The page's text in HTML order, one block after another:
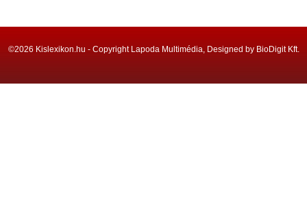
©2026 Kislexikon.hu - Copyright Lapoda Multimédia, Designed by BioDigit Kft.